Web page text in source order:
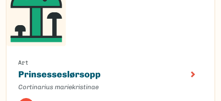
Art
Prinsesseslørsopp
Cortinarius mariekristinae